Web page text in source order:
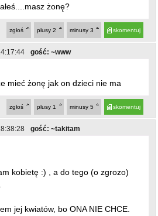
żonę?
skomentuj
minusy 3
plusy 2
zgłoś
gość: ~www
mieć żonę jak on dzieci nie ma
skomentuj
minusy 5
plusy 1
zgłoś
gość: ~takitam
kobietę :) , a do tego (o zgrozo)
jej kwiatów, bo ONA NIE CHCE.